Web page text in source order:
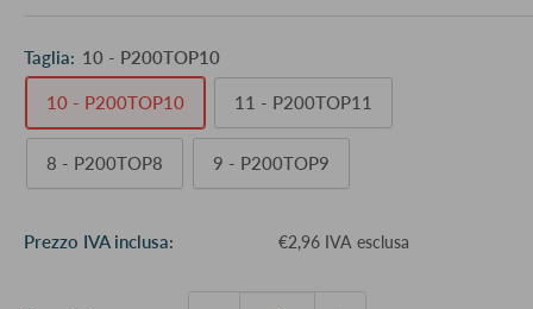
Taglia: 10 - P200TOP10
10 - P200TOP10 11 - P200TOP11
8 - P200TOP8 9 - P200TOP9
Prezzo IVA inclusa: €2,96 IVA esclusa